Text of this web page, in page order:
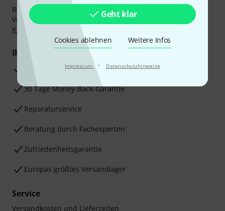
Geht klar
Cookies ablehnen Weitere Infos
Impressum · Datenschutzhinweise
Bezahlen Sie vertraulich und sicher per Nachnahme,
Vorkasse, PayPal, Amazon Pay,Klarna Sofort bezahlen,
Klarna Ratenzahlung
Ihre Vorteile
3 Jahre Thomann Garantie
30 Tage Money-Back-Garantie
Reparaturservice
Beratung durch Fachexperten
Zufriedenheitsgarantie
Europas größtes Versandlager
Service
Versandkosten und Lieferzeiten